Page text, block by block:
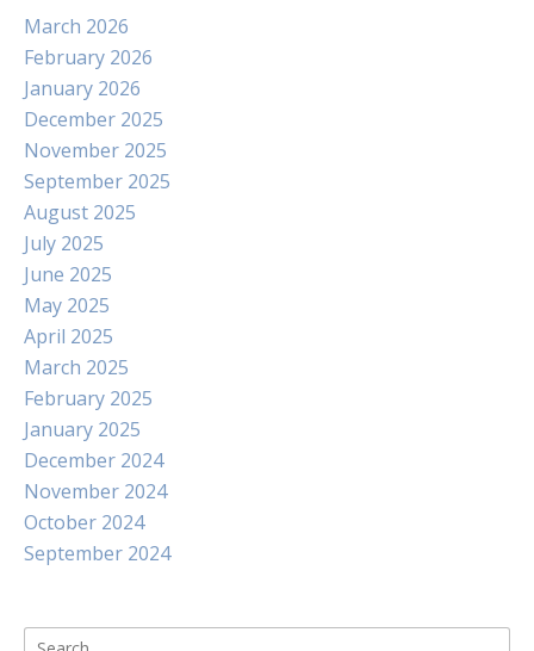
March 2026
February 2026
January 2026
December 2025
November 2025
September 2025
August 2025
July 2025
June 2025
May 2025
April 2025
March 2025
February 2025
January 2025
December 2024
November 2024
October 2024
September 2024
Search